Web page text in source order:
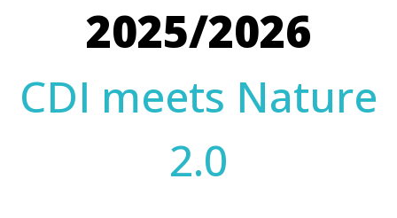
2025/2026
CDI meets Nature
2.0